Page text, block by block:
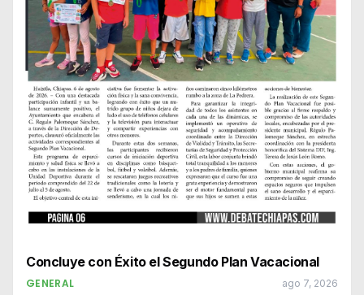
Concluye con Éxito el Segundo Plan Vacacional
GENERAL ago 7, 2026